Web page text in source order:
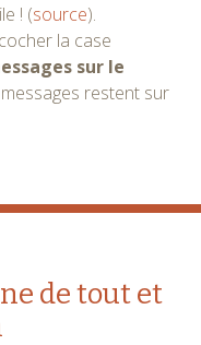
! (source).
la case
sur le
restent sur
de tout et